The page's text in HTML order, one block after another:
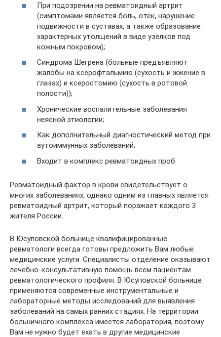
При подозрении на ревматоидный артрит
(симптомами является боль, отек, нарушение
подвижности в суставах, а также образование
характерных утолщений в виде узелков под
кожным покровом);
Синдрома Шегрена (больные предъявляют
жалобы на ксерофтальмию (сухость и жжение в
глазах) и ксеростомию (сухость в ротовой
полости));
Хронические воспалительные заболевания
неясной этиологии;
Как дополнительный диагностический метод при
аутоиммунных заболеваний;
Входит в комплекс ревматоидных проб.
Ревматоидный фактор в крови свидетельствует о
многих заболеваниях, однако одним из главных является
ревматоидный артрит, который поражает каждого 3
жителя России.
В Юсуповской больнице квалифицированные
ревматологи всегда готовы предложить Вам любые
медицинские услуги. Специалисты отделение оказывают
лечебно-консультативную помощь всем пациентам
ревматологического профиля. В Юсуповской больнице
применяются современные инструментальные и
лабораторные методы исследований для выявления
заболеваний на самых ранних стадиях. На территории
больничного комплекса имеется лаборатория, поэтому
Вам не нужно будет ехать в другие медицинские